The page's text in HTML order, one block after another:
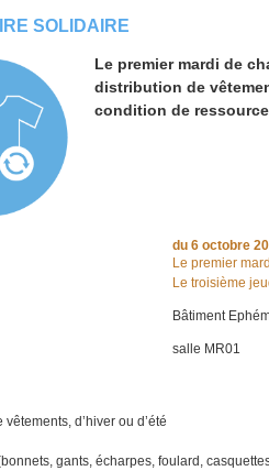
SOLIDAIRE
Le premier mardi de
distribution de
condition de
du 6 octobre
Le premier
Le troisième
Bâtiment
salle MR01
vêtements, d’hiver ou d’été
gants, écharpes, foulard,